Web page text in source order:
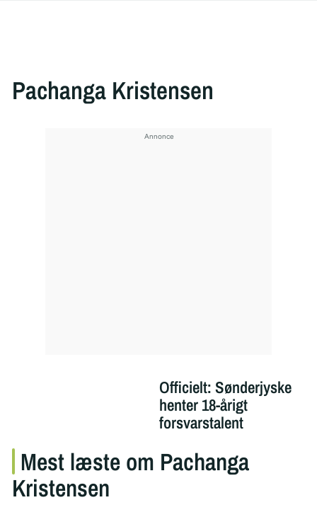
Pachanga Kristensen
Officielt: Sønderjyske
henter 18-årigt
forsvarstalent
Mest læste om Pachanga
Kristensen